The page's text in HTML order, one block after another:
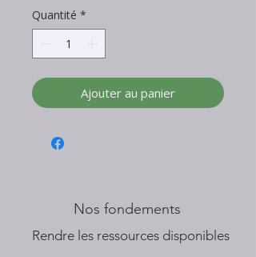
Quantité *
Ajouter au panier
Nos fondements
​Rendre les ressources disponibles